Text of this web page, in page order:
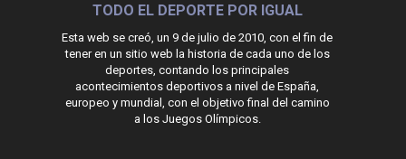
TODO EL DEPORTE POR IGUAL
Esta web se creó, un 9 de julio de 2010, con el fin de
tener en un sitio web la historia de cada uno de los
deportes, contando los principales
acontecimientos deportivos a nivel de España,
europeo y mundial, con el objetivo final del camino
a los Juegos Olímpicos.